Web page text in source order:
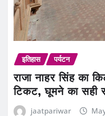
इतिहास पर्यटन
राजा नाहर सिंह का
टिकट, घूमने का सही
jaatpariwar